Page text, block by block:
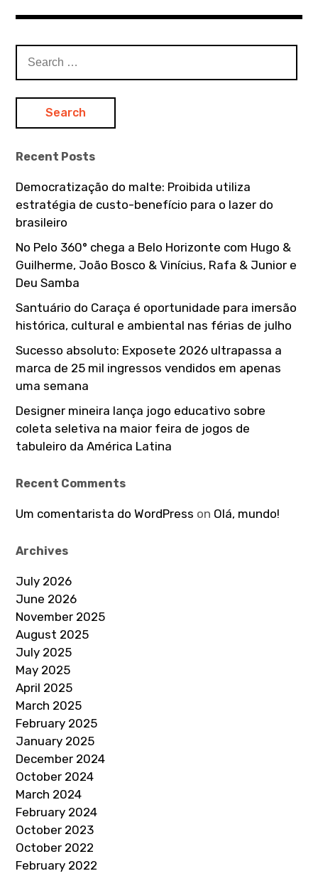
c
f
r
:
Recent Posts
Democratização do malte: Proibida utiliza
estratégia de custo-benefício para o lazer do
brasileiro
No Pelo 360° chega a Belo Horizonte com Hugo &
Guilherme, João Bosco & Vinícius, Rafa & Junior e
Deu Samba
Santuário do Caraça é oportunidade para imersão
histórica, cultural e ambiental nas férias de julho
Sucesso absoluto: Exposete 2026 ultrapassa a
marca de 25 mil ingressos vendidos em apenas
uma semana
Designer mineira lança jogo educativo sobre
coleta seletiva na maior feira de jogos de
tabuleiro da América Latina
Recent Comments
Um comentarista do WordPress on Olá, mundo!
Archives
July 2026
June 2026
November 2025
August 2025
July 2025
May 2025
April 2025
March 2025
February 2025
January 2025
December 2024
October 2024
March 2024
February 2024
October 2023
October 2022
February 2022